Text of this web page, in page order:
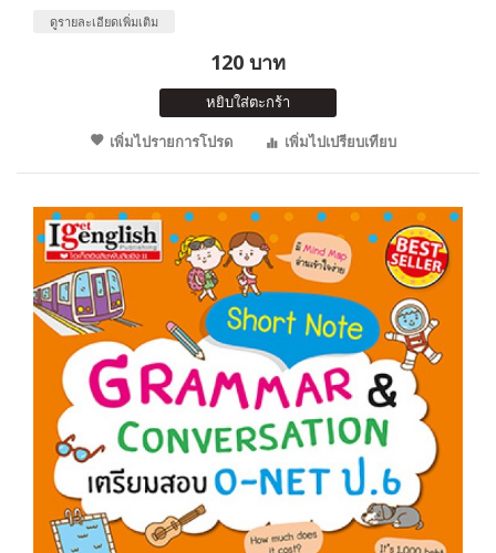
ดูรายละเอียดเพิ่มเติม
120 บาท
หยิบใส่ตะกร้า
เพิ่มไปรายการโปรด
เพิ่มไปเปรียบเทียบ